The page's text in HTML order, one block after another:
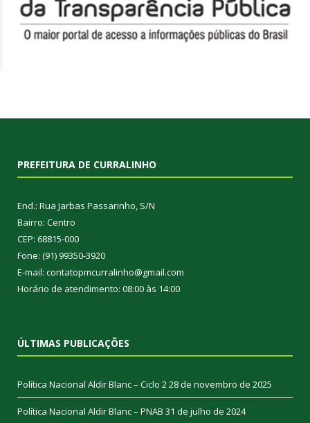
PREFEITURA DE CURRALINHO
End.: Rua Jarbas Passarinho, S/N
Bairro: Centro
CEP: 68815-000
Fone: (91) 99350-3920
E-mail: contatopmcurralinho@gmail.com
Horário de atendimento: 08:00 às 14:00
ÚLTIMAS PUBLICAÇÕES
Política Nacional Aldir Blanc – Ciclo 228 de novembro de 2025
Política Nacional Aldir Blanc – PNAB 31 de julho de 2024